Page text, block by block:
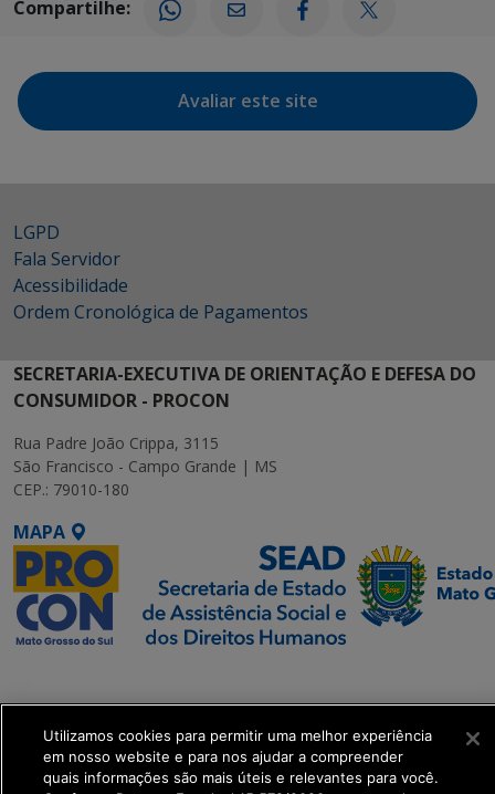
Compartilhe:
Avaliar este site
LGPD
Fala Servidor
Acessibilidade
Ordem Cronológica de Pagamentos
SECRETARIA-EXECUTIVA DE ORIENTAÇÃO E DEFESA DO
CONSUMIDOR - PROCON
Rua Padre João Crippa, 3115
São Francisco - Campo Grande | MS
CEP.: 79010-180
MAPA
Executiva de
Transformação Digital
get_footer();
Utilizamos cookies para permitir uma melhor experiência
em nosso website e para nos ajudar a compreender
quais informações são mais úteis e relevantes para você.